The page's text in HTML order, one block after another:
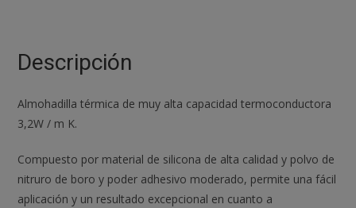
Descripción
Almohadilla térmica de muy alta capacidad termoconductora
3,2W / m K.
Compuesto por material de silicona de alta calidad y polvo de
nitruro de boro y poder adhesivo moderado, permite una fácil
aplicación y un resultado excepcional en cuanto a